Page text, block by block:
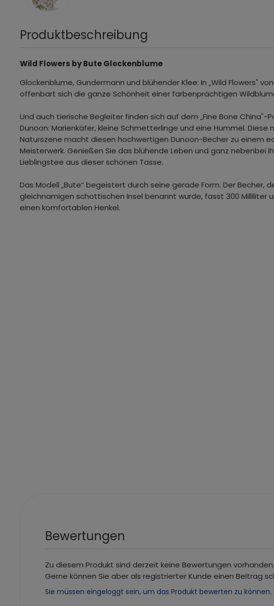
Produktbeschreibung
Wild Flowers by Bute Glockenblume
Glockenblume, Gundermann und blühender Klee: In „Wild Flowers"
offenbart sich die ganze Schönheit einer farbenprächtigen
Und auch tierische Begleiter finden sich auf dem „Fine Bone China"-
Dunoon: Marienkäfer, kleine Schmetterlinge und eine Hummel. Diese
Naturszene macht diesen hochwertigen Dunoon-Becher zu einem
Meisterwerk. Genießen Sie das blühende Leben und ganz nebenbei
Lieblingstee aus dieser schönen Tasse.
Das Modell „Bute“ begeistert durch seine gerade Form. Der Becher,
gleichnamigen schottischen Insel benannt wurde, fasst 300 Milliliter
einen komfortablen Henkel.
Bewertungen
Zu diesem Produkt sind derzeit keine Bewertungen vorhanden.
Gerne können Sie aber als registrierter Kunde einen Beitrag
Sie müssen eingeloggt sein, um das Produkt bewerten zu können.